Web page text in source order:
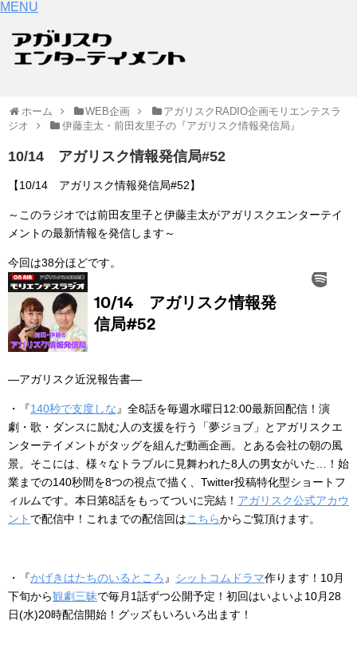
MENU
ホーム WEB企画
アガリスクRADIO企画モリエンテスラ
ジオ
伊藤圭太・前田友里子の『アガリスク情報発信局』
10/14 アガリスク情報発信局#52
【10/14 アガリスク情報発信局#52】
～このラジオでは前田友里子と伊藤圭太がアガリスクエンターテイ
メントの最新情報を発信します～
今回は38分ほどです。
―アガリスク近況報告書―
・『140秒で支度しな 』全8話を毎週水曜日12:00最新回配信！演
劇・歌・ダンスに励む人の支援を行う「夢ジョブ」とアガリスクエ
ンターテイメントがタッグを組んだ動画企画。とある会社の朝の風
景。そこには、様々なトラブルに見舞われた8人の男女がいた…！始
業までの140秒間を8つの視点で描く、Twitter投稿特化型ショートフ
ィルムです。本日第8話をもってついに完結！ アガリスク公式アカウ
ント で配信中！これまでの配信回はこちらからご覧頂けます。
・『かげきはたちのいるところ 』 シットコムドラマ作ります！ 10月
下旬から観劇三昧で毎月1話ずつ公開予定！初回はいよいよ10月28
日(水)20時配信開始！グッズもいろいろ出ます！